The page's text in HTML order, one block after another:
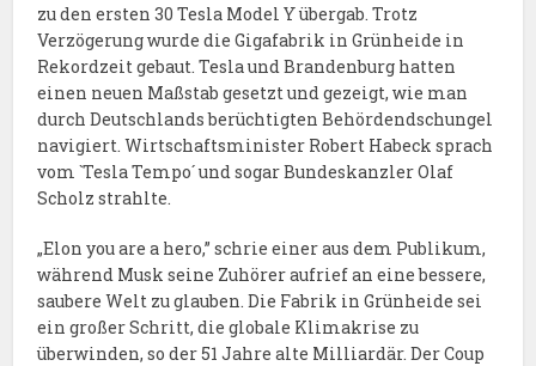
zu den ersten 30 Tesla Model Y übergab. Trotz
Verzögerung wurde die Gigafabrik in Grünheide in
Rekordzeit gebaut. Tesla und Brandenburg hatten
einen neuen Maßstab gesetzt und gezeigt, wie man
durch Deutschlands berüchtigten Behördendschungel
navigiert. Wirtschaftsminister Robert Habeck sprach
vom `Tesla Tempo´ und sogar Bundeskanzler Olaf
Scholz strahlte.
„Elon you are a hero,” schrie einer aus dem Publikum,
während Musk seine Zuhörer aufrief an eine bessere,
saubere Welt zu glauben. Die Fabrik in Grünheide sei
ein großer Schritt, die globale Klimakrise zu
überwinden, so der 51 Jahre alte Milliardär. Der Coup